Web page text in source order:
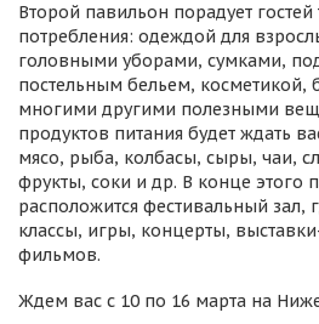
Второй павильон порадует
потребления: одеждой для
головными уборами, сумками,
постельным бельем, косметикой,
многими другими полезными
продуктов питания будет ждать
мясо, рыба, колбасы, сыры, чаи,
фрукты, соки и др. В конце этого
расположится фестивальный зал,
классы, игры, концерты,
фильмов.
Ждем вас с 10 по 16 марта на